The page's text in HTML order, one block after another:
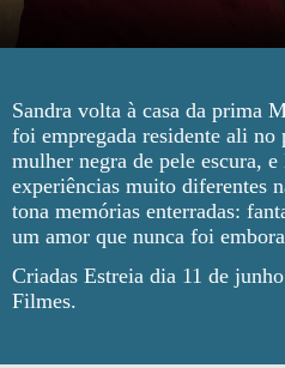
Sandra volta à casa da prima
foi empregada residente ali no
mulher negra de pele escura,
experiências muito diferentes
tona memórias enterradas:
um amor que nunca foi
Criadas Estreia dia 11 de
Filmes.